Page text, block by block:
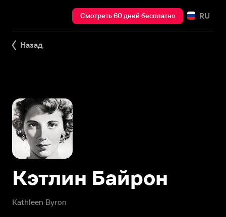
Смотреть 60 дней бесплатно RU
Назад
Kathleen Byron
Кэтлин Байрон